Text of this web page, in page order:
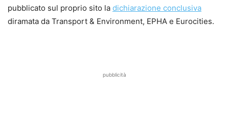
pubblicato sul proprio sito la dichiarazione conclusiva
diramata da Transport & Environment, EPHA e Eurocities.
pubblicità